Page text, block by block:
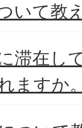
いて教
滞在し
ますか